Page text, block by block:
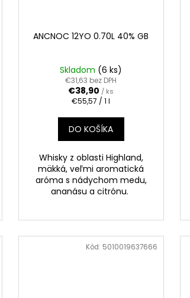
ANCNOC 12YO 0.70L 40% GB
Skladom (6 ks)
€31,63 bez DPH
€38,90 / ks
Jednotková
€55,57 / 1 l
DO KOŠÍKA
Whisky z oblasti Highland,
mäkká, veľmi aromatická
aróma s nádychom medu,
ananásu a citrónu.
Kód: 5010019637666